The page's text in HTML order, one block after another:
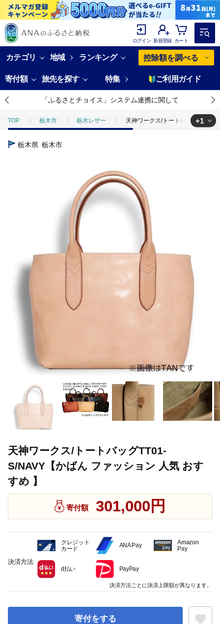
ログイン 新規登録 カート
カテゴリ 地域 ランキング 控除額を調べる
寄付額 旅先を探す 特集 ご利用ガイド
「ふるさとチョイス」システム連携に関して
TOP 栃木市 栃木レザー 天神ワークス/トートバッグTT01-
TOP
+1
栃木県 栃木市
天神ワークス/トートバッグTT01-
S/NAVY【かばん ファッション 人気 おす
すめ 】
寄付額 301,000円
寄付をする
決済方法
クレジット
カード
ANA Pay
Amazon
Pay
d払い PayPay
決済方法ごとに決済上限額が異なります。